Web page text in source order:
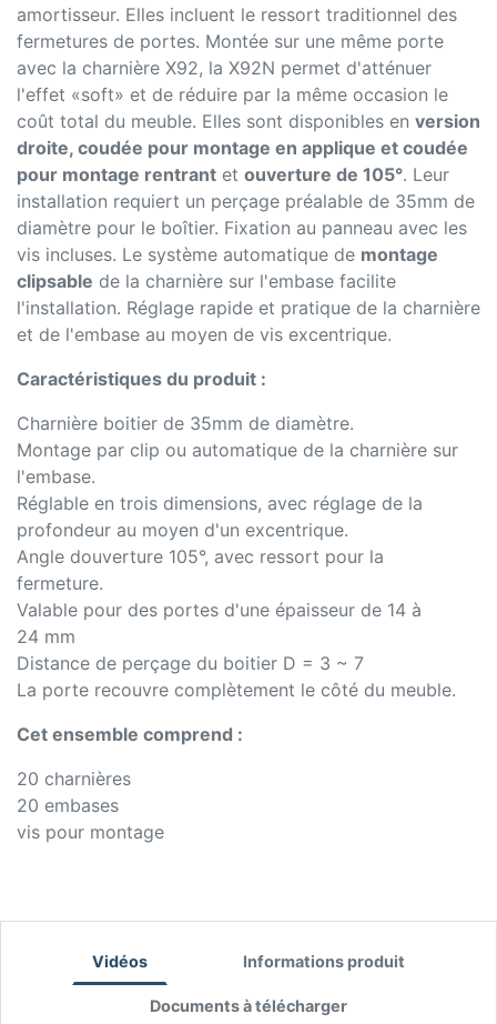
amortisseur. Elles incluent le ressort traditionnel des
fermetures de portes. Montée sur une même porte
avec la charnière X92, la X92N permet d'atténuer
l'effet «soft» et de réduire par la même occasion le
coût total du meuble. Elles sont disponibles en version
droite, coudée pour montage en applique et coudée
pour montage rentrant et ouverture de 105°. Leur
installation requiert un perçage préalable de 35mm de
diamètre pour le boîtier. Fixation au panneau avec les
vis incluses. Le système automatique de montage
clipsable de la charnière sur l'embase facilite
l'installation. Réglage rapide et pratique de la charnière
et de l'embase au moyen de vis excentrique.
Caractéristiques du produit :
Charnière boitier de 35mm de diamètre.
Montage par clip ou automatique de la charnière sur
l'embase.
Réglable en trois dimensions, avec réglage de la
profondeur au moyen d'un excentrique.
Angle douverture 105°, avec ressort pour la
fermeture.
Valable pour des portes d'une épaisseur de 14 à
24 mm
Distance de perçage du boitier D = 3 ~ 7
La porte recouvre complètement le côté du meuble.
Cet ensemble comprend :
20 charnières
20 embases
vis pour montage
Vidéos Informations produit
Documents à télécharger